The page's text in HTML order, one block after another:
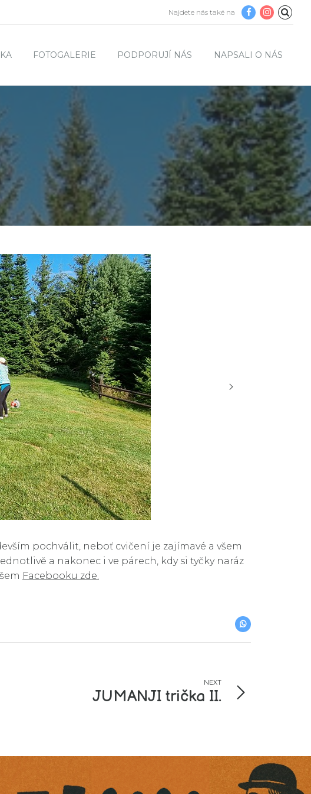
Najdete nás také na
FOTOGALERIE PODPORUJÍ NÁS NAPSALI O NÁS
pochválit, neboť cvičení je zajímavé a všem
a nakonec i ve párech, kdy si tyčky naráz
Facebooku zde.
NEXT
JUMANJI trička II.